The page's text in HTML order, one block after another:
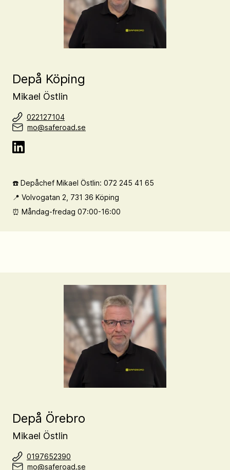
Depå Köping
Mikael Östlin
022127104
mo@saferoad.se
☎️ Depåchef Mikael Östlin: 072 245 41 65
📍 Volvogatan 2, 731 36 Köping
Depå Örebro
Mikael Östlin
0197652390
mo@saferoad.se